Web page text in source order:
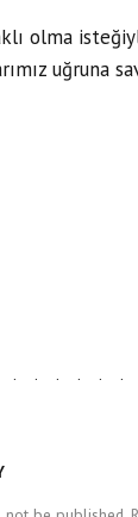
olma
uğruna